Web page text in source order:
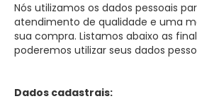
Nós utilizamos os dados pessoais
atendimento de qualidade e uma
sua compra. Listamos abaixo as
poderemos utilizar seus dados
Dados cadastrais: